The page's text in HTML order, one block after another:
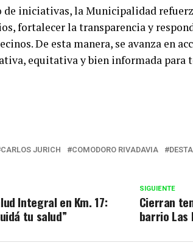
de iniciativas, la Municipalidad
fortalecer la transparencia y
De esta manera, se avanza en
equitativa y bien informada para
CARLOS JURICH COMODORO RIVADAVIA
SIGUIENTE
Cierran
barrio Las
Integral en Km. 17:
tu salud”